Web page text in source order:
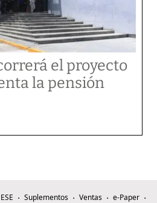
el proyecto
la pensión
Suplementos Ventas
e-Paper